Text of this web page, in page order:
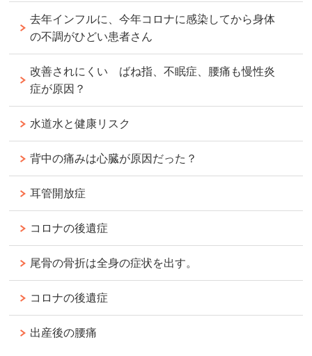
去年インフルに、今年コロナに感染してから身体
の不調がひどい患者さん
改善されにくい ばね指、不眠症、腰痛も慢性炎
症が原因？
水道水と健康リスク
背中の痛みは心臓が原因だった？
耳管開放症
コロナの後遺症
尾骨の骨折は全身の症状を出す。
コロナの後遺症
出産後の腰痛